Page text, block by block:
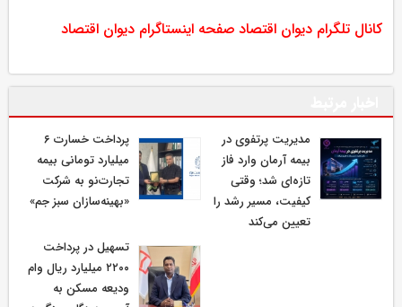
کانال تلگرام دیوان اقتصاد صفحه اینستاگرام دیوان اقتصاد
مدیریت پرتفوی در
بیمه آرمان وارد فاز
تازه‌ای شد؛ وقتی
کیفیت، مسیر رشد را
تعیین می‌کند
پرداخت خسارت ۶
میلیارد تومانی بیمه
تجارت‌نو به شرکت
«بهینه‌سازان سبز جم»
تسهیل در پرداخت
۲۲۰۰ میلیارد ریال وام
ودیعه مسکن به